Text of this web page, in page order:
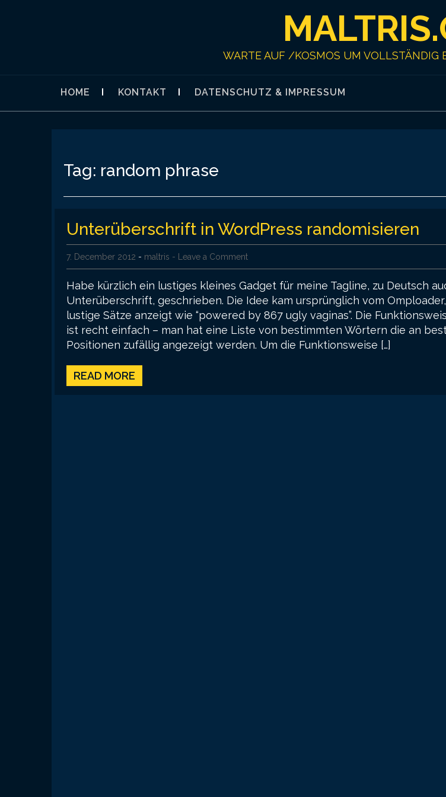
WARTE AUF /KOSMOS UM VOLLSTÄNDIG
HOME KONTAKT DATENSCHUTZ & IMPRESSUM
Tag: random phrase
Unterüberschrift in WordPress randomisieren
7. December 2012 - maltris - Leave a Comment
Habe kürzlich ein lustiges kleines Gadget für meine Tagline, zu Deutsch
Unterüberschrift, geschrieben. Die Idee kam ursprünglich vom
lustige Sätze anzeigt wie “powered by 867 ugly vaginas”. Die
ist recht einfach – man hat eine Liste von bestimmten Wörtern die an
Positionen zufällig angezeigt werden. Um die Funktionsweise […]
READ MORE